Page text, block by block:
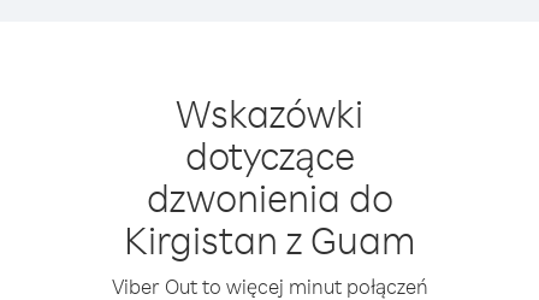
Wskazówki
dotyczące
dzwonienia do
Kirgistan z Guam
Viber Out to więcej minut połączeń